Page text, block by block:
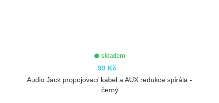
skladem
99 Kč
Audio Jack propojovací kabel a AUX redukce spirála -
černý